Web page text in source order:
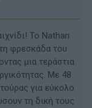
Το Nathan
φρεσκάδα του
μια τεράστια
Με 48
για εύκολο
τη δική τους